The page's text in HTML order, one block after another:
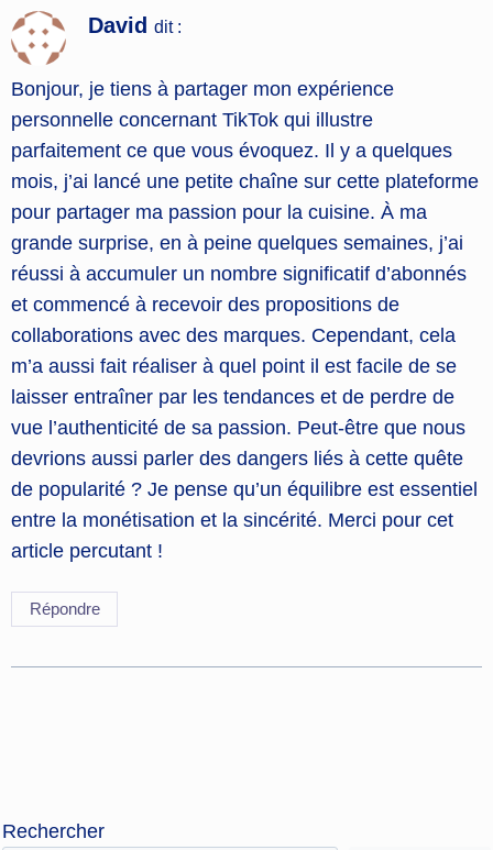
David dit :
Bonjour, je tiens à partager mon expérience
personnelle concernant TikTok qui illustre
parfaitement ce que vous évoquez. Il y a quelques
mois, j’ai lancé une petite chaîne sur cette plateforme
pour partager ma passion pour la cuisine. À ma
grande surprise, en à peine quelques semaines, j’ai
réussi à accumuler un nombre significatif d’abonnés
et commencé à recevoir des propositions de
collaborations avec des marques. Cependant, cela
m’a aussi fait réaliser à quel point il est facile de se
laisser entraîner par les tendances et de perdre de
vue l’authenticité de sa passion. Peut-être que nous
devrions aussi parler des dangers liés à cette quête
de popularité ? Je pense qu’un équilibre est essentiel
entre la monétisation et la sincérité. Merci pour cet
article percutant !
Répondre
Rechercher